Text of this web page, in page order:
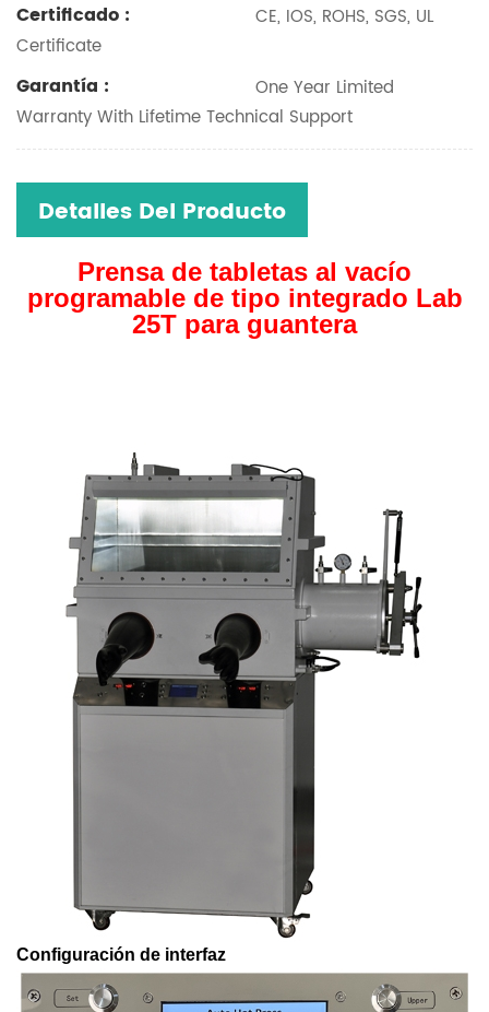
Certificado :
CE, IOS, ROHS, SGS, UL
Certificate
Garantía :
One Year Limited
Warranty With Lifetime Technical Support
Detalles Del Producto
Prensa de tabletas al vacío
programable de tipo integrado Lab
25T para guantera
Configuración de interfaz